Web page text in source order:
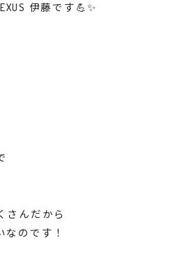
伊藤です💪✨
さんだから
のです！